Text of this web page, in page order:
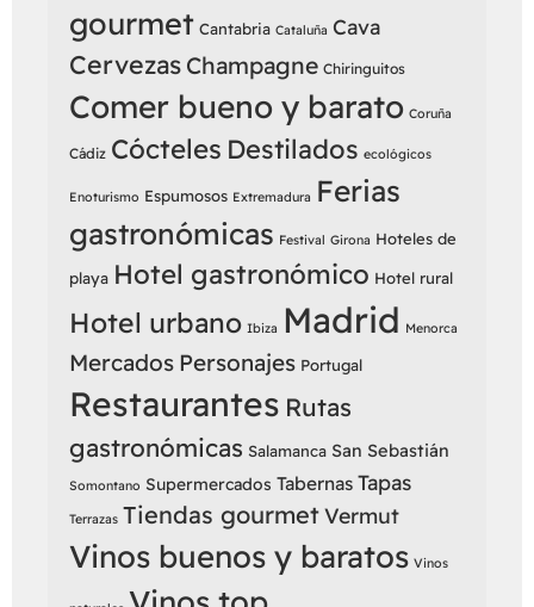
gourmet Cantabria Cataluña Cava
Cervezas Champagne Chiringuitos
Comer bueno y barato Coruña
Cádiz Cócteles Destilados ecológicos
Enoturismo Espumosos Extremadura Ferias
gastronómicas Festival Girona Hoteles de
playa Hotel gastronómico Hotel rural
Hotel urbano Ibiza Madrid Menorca
Mercados Personajes Portugal
Restaurantes Rutas
gastronómicas Salamanca San Sebastián
Somontano Supermercados Tabernas Tapas
Terrazas Tiendas gourmetVermut
Vinos buenos y baratos Vinos